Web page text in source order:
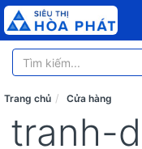
Trang chủ Cửa hàng
tranh-